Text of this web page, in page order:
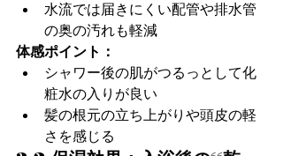
水流では届きにくい配管や排水管
の奥の汚れも軽減
体感ポイント：
シャワー後の肌がつるっとして化
粧水の入りが良い
髪の根元の立ち上がりや頭皮の軽
さを感じる